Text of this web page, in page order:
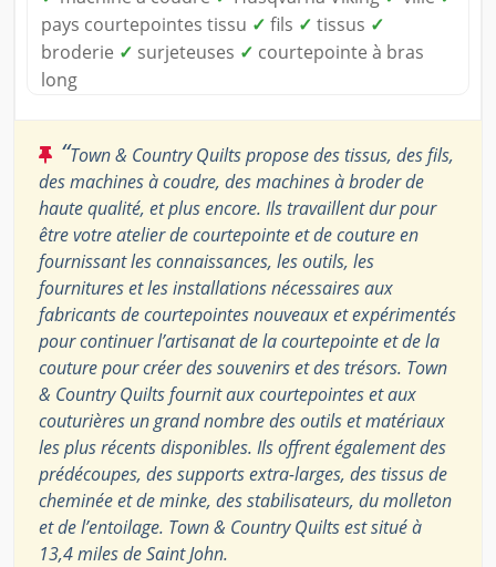
pays courtepointes tissu ✓ fils ✓ tissus ✓
broderie ✓ surjeteuses ✓ courtepointe à bras
long
“Town & Country Quilts propose des tissus, des fils,
des machines à coudre, des machines à broder de
haute qualité, et plus encore. Ils travaillent dur pour
être votre atelier de courtepointe et de couture en
fournissant les connaissances, les outils, les
fournitures et les installations nécessaires aux
fabricants de courtepointes nouveaux et expérimentés
pour continuer l’artisanat de la courtepointe et de la
couture pour créer des souvenirs et des trésors. Town
& Country Quilts fournit aux courtepointes et aux
couturières un grand nombre des outils et matériaux
les plus récents disponibles. Ils offrent également des
prédécoupes, des supports extra-larges, des tissus de
cheminée et de minke, des stabilisateurs, du molleton
et de l’entoilage. Town & Country Quilts est situé à
13,4 miles de Saint John.